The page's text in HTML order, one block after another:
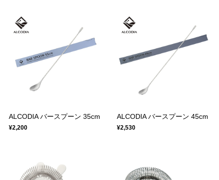
ALCODIA バースプーン 35cm
¥2,200
ALCODIA バースプーン 45cm
¥2,530